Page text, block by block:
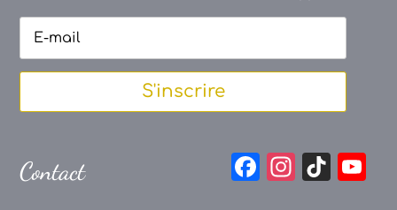
S'inscrire
Contact
F
In
Ti